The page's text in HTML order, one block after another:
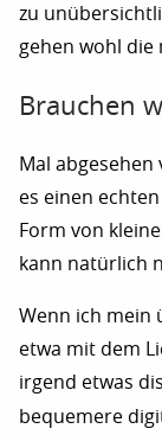
zu
gehen wohl die
Brauchen
Mal
es einen
Form von
kann natürlich
Wenn ich mein
etwa mit dem
irgend etwas
bequemere